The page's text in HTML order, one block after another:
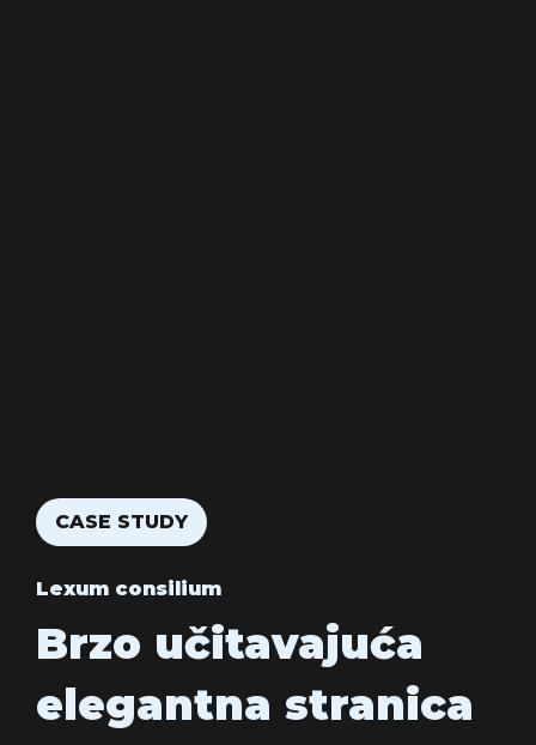
CASE STUDY
Lexum consilium
Brzo učitavajuća
elegantna stranica